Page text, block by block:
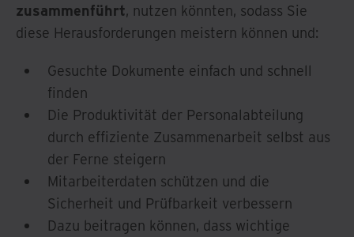
zusammenführt, nutzen könnten, sodass Sie
diese Herausforderungen meistern können und:
Gesuchte Dokumente einfach und schnell
finden
Die Produktivität der Personalabteilung
durch effiziente Zusammenarbeit selbst aus
der Ferne steigern
Mitarbeiterdaten schützen und die
Sicherheit und Prüfbarkeit verbessern
Dazu beitragen können, dass wichtige